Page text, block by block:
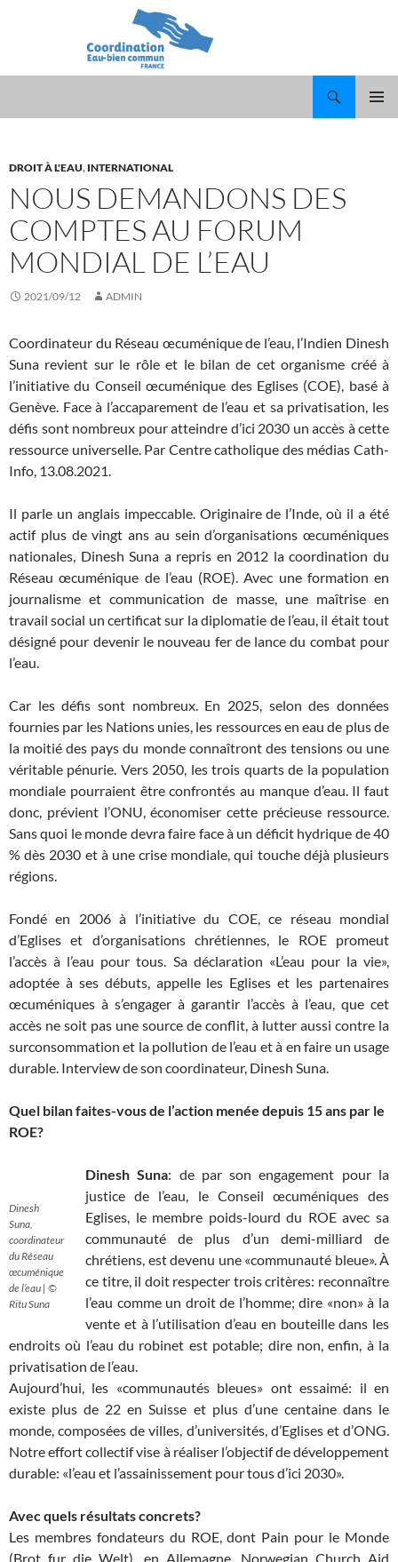
DROIT À L'EAU, INTERNATIONAL
NOUS DEMANDONS DES
COMPTES AU FORUM
MONDIAL DE L’EAU
2021/09/12 ADMIN
Coordinateur du Réseau œcuménique de l’eau, l’Indien Dinesh
Suna revient sur le rôle et le bilan de cet organisme créé à
l’initiative du Conseil œcuménique des Eglises (COE), basé à
Genève. Face à l’accaparement de l’eau et sa privatisation, les
défis sont nombreux pour atteindre d’ici 2030 un accès à cette
ressource universelle. Par Centre catholique des médias Cath-
Info, 13.08.2021.
Il parle un anglais impeccable. Originaire de l’Inde, où il a été
actif plus de vingt ans au sein d’organisations œcuméniques
nationales, Dinesh Suna a repris en 2012 la coordination du
Réseau œcuménique de l’eau (ROE). Avec une formation en
journalisme et communication de masse, une maîtrise en
travail social un certificat sur la diplomatie de l’eau, il était tout
désigné pour devenir le nouveau fer de lance du combat pour
l’eau.
Car les défis sont nombreux. En 2025, selon des données
fournies par les Nations unies, les ressources en eau de plus de
la moitié des pays du monde connaîtront des tensions ou une
véritable pénurie. Vers 2050, les trois quarts de la population
mondiale pourraient être confrontés au manque d’eau. Il faut
donc, prévient l’ONU, économiser cette précieuse ressource.
Sans quoi le monde devra faire face à un déficit hydrique de 40
% dès 2030 et à une crise mondiale, qui touche déjà plusieurs
régions.
Fondé en 2006 à l’initiative du COE, ce réseau mondial
d’Eglises et d’organisations chrétiennes, le ROE promeut
l’accès à l’eau pour tous. Sa déclaration «L’eau pour la vie»,
adoptée à ses débuts, appelle les Eglises et les partenaires
œcuméniques à s’engager à garantir l’accès à l’eau, que cet
accès ne soit pas une source de conflit, à lutter aussi contre la
surconsommation et la pollution de l’eau et à en faire un usage
durable. Interview de son coordinateur, Dinesh Suna.
Quel bilan faites-vous de l’action menée depuis 15 ans par le
ROE?
Dinesh
Suna,
coordinateur
du Réseau
œcuménique
de l’eau | ©
Ritu Suna
Dinesh Suna: de par son engagement pour la
justice de l’eau, le Conseil œcuméniques des
Eglises, le membre poids-lourd du ROE avec sa
communauté de plus d’un demi-milliard de
chrétiens, est devenu une «communauté bleue». À
ce titre, il doit respecter trois critères: reconnaître
l’eau comme un droit de l’homme; dire «non» à la
vente et à l’utilisation d’eau en bouteille dans les
endroits où l’eau du robinet est potable; dire non, enfin, à la
privatisation de l’eau.
Aujourd’hui, les «communautés bleues» ont essaimé: il en
existe plus de 22 en Suisse et plus d’une centaine dans le
monde, composées de villes, d’universités, d’Eglises et d’ONG.
Notre effort collectif vise à réaliser l’objectif de développement
durable: «l’eau et l’assainissement pour tous d’ici 2030».
Avec quels résultats concrets?
Les membres fondateurs du ROE, dont Pain pour le Monde
(Brot fur die Welt), en Allemagne, Norwegian Church Aid